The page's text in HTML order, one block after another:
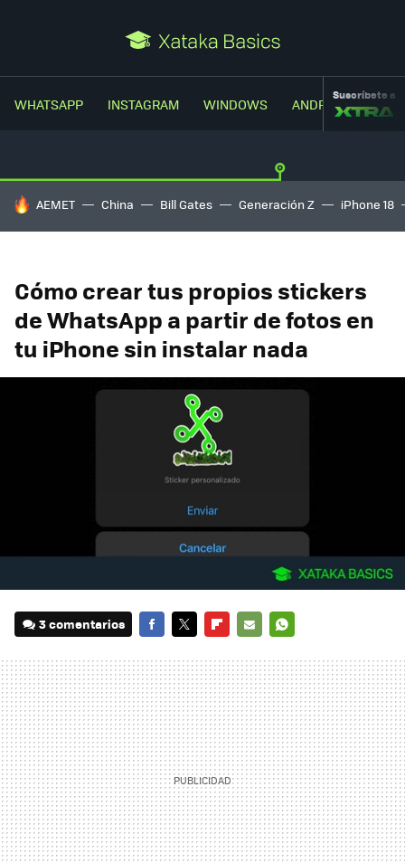
WHATSAPP INSTAGRAM WINDOWS ANDROIDSuscríbete a
HOY SE HABLA DE
AEMET China Bill Gates Generación Z iPhone 18
Cómo crear tus propios stickers
de WhatsApp a partir de fotos en
tu iPhone sin instalar nada
3 comentarios
MAIL